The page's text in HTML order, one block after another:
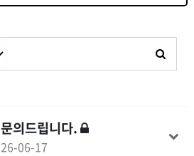
문의드립니다.
26-06-17